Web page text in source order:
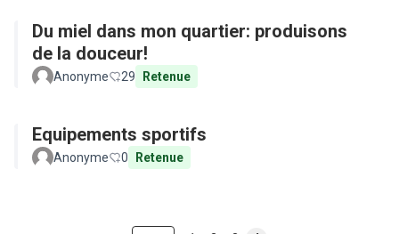
Du miel dans mon quartier: produisons
de la douceur!
Anonyme 29 Retenue
Equipements sportifs
Anonyme 0 Retenue